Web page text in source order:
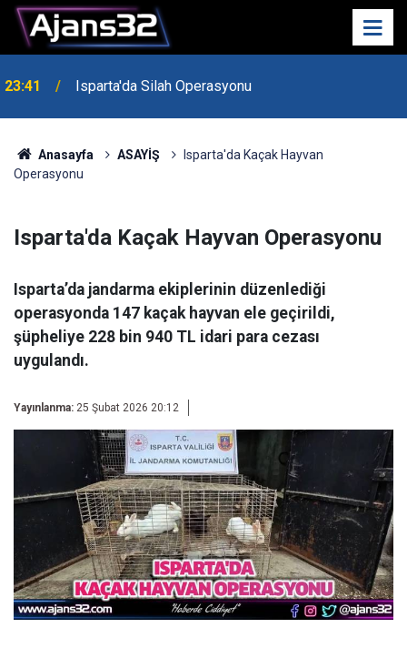
23:41
Isparta'da Silah Operasyonu
Anasayfa ASAYİŞ
Isparta'da Kaçak Hayvan
Operasyonu
Isparta'da Kaçak Hayvan Operasyonu
Isparta’da jandarma ekiplerinin düzenlediği
operasyonda 147 kaçak hayvan ele geçirildi,
şüpheliye 228 bin 940 TL idari para cezası
uygulandı.
Yayınlanma: 25 Şubat 2026 20:12